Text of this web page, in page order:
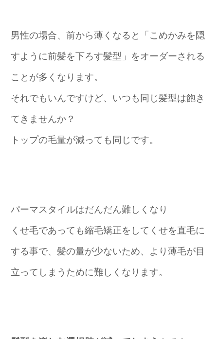
男性の場合、前から薄くなると「こめかみを隠
すように前髪を下ろす髪型」をオーダーされる
ことが多くなります。
それでもいんですけど、いつも同じ髪型は飽き
てきませんか？
トップの毛量が減っても同じです。
パーマスタイルはだんだん難しくなり
くせ毛であっても縮毛矯正をしてくせを直毛に
する事で、髪の量が少ないため、より薄毛が目
立ってしまうために難しくなります。